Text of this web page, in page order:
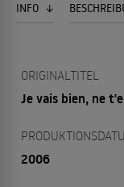
INFO
ORIGINALTITEL
Je vais bien, ne
2006